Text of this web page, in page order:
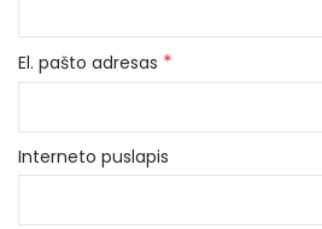
El. pašto adresas *
Interneto puslapis